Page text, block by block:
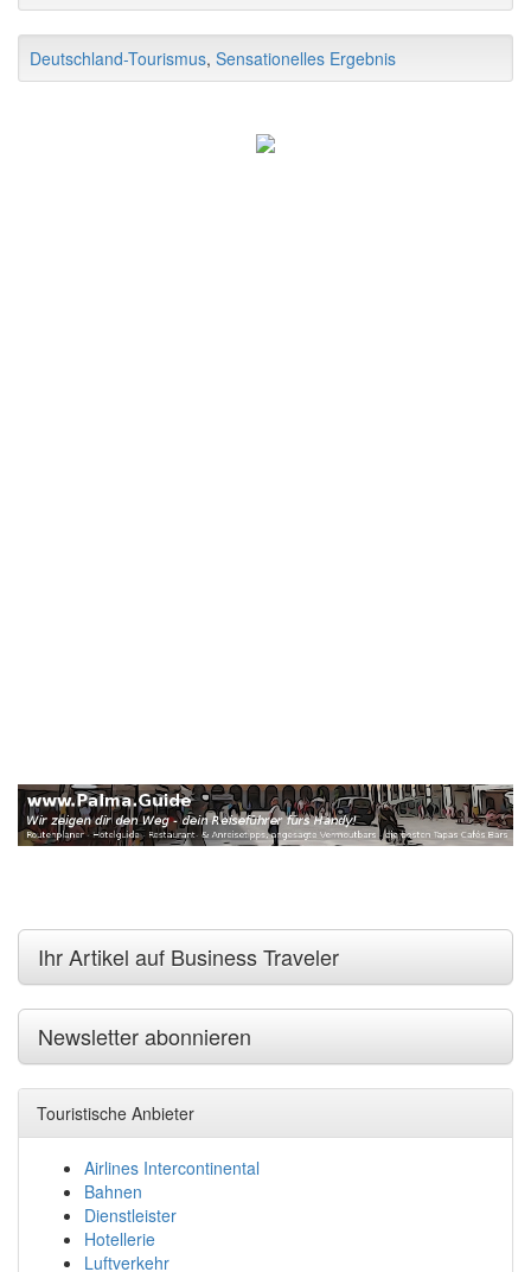
Deutschland-Tourismus, Sensationelles Ergebnis
Ihr Artikel auf Business Traveler
Newsletter abonnieren
Touristische Anbieter
Airlines Intercontinental
Bahnen
Dienstleister
Hotellerie
Luftverkehr